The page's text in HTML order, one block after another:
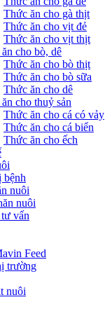
Thức ăn cho gà thịt
Thức ăn cho vịt đẻ
Thức ăn cho vịt thịt
cho bò, dê
Thức ăn cho bò thịt
Thức ăn cho bò sữa
Thức ăn cho dê
cho thuỷ sản
Thức ăn cho cá có vảy
Thức ăn cho cá biển
Thức ăn cho ếch
bệnh
nuôi
nuôi
vấn
Feed
trường
nuôi